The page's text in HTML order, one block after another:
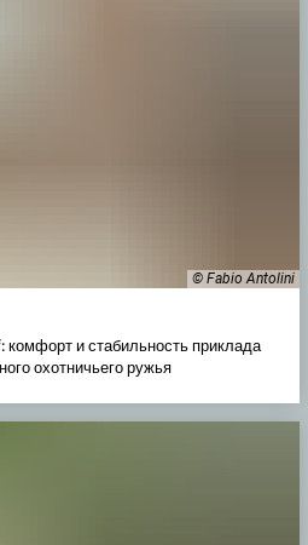
© Fabio Antolini
и стабильность приклада
охотничьего ружья